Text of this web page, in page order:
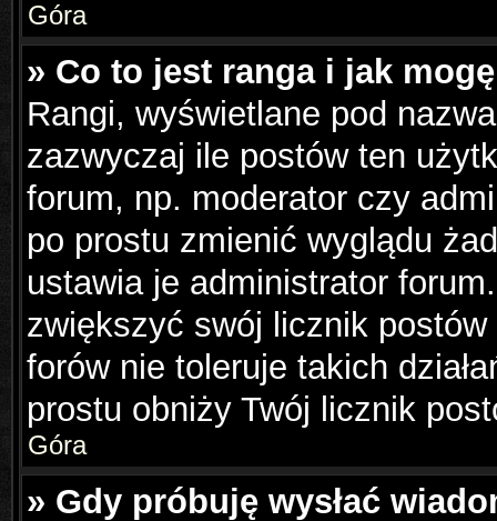
Góra
» Co to jest ranga i jak
Rangi, wyświetlane pod
zazwyczaj ile postów ten
forum, np. moderator czy
po prostu zmienić wyglądu
ustawia je administrator
zwiększyć swój licznik
forów nie toleruje takich
prostu obniży Twój licznik
Góra
» Gdy próbuję wysłać